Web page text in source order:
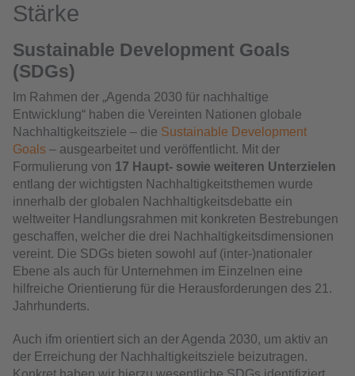
Stärke
Sustainable Development Goals
(SDGs)
Im Rahmen der „Agenda 2030 für nachhaltige
Entwicklung“ haben die Vereinten Nationen globale
Nachhaltigkeitsziele – die Sustainable Development
Goals – ausgearbeitet und veröffentlicht. Mit der
Formulierung von 17 Haupt- sowie weiteren Unterzielen
entlang der wichtigsten Nachhaltigkeitsthemen wurde
innerhalb der globalen Nachhaltigkeitsdebatte ein
weltweiter Handlungsrahmen mit konkreten Bestrebungen
geschaffen, welcher die drei Nachhaltigkeitsdimensionen
vereint. Die SDGs bieten sowohl auf (inter-)nationaler
Ebene als auch für Unternehmen im Einzelnen eine
hilfreiche Orientierung für die Herausforderungen des 21.
Jahrhunderts.
Auch ifm orientiert sich an der Agenda 2030, um aktiv an
der Erreichung der Nachhaltigkeitsziele beizutragen.